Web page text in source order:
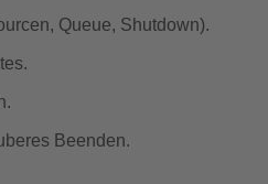
Queue, Shutdown).
Beenden.